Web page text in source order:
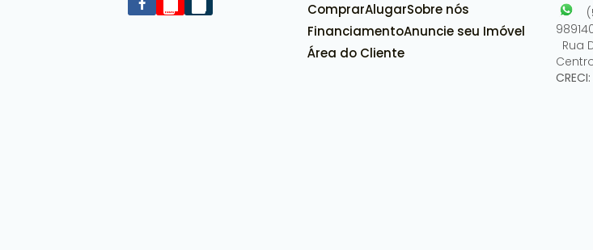
Rua Walter Pacheco Torres, 45, 94010-488, Orico, Rua Evaristo da Veiga, 674,
Canoas, Rio Grande do Sul, Brasil
ComprarAlugarSobre nós
FinanciamentoAnuncie seu Imóvel
Área do Cliente
Rua